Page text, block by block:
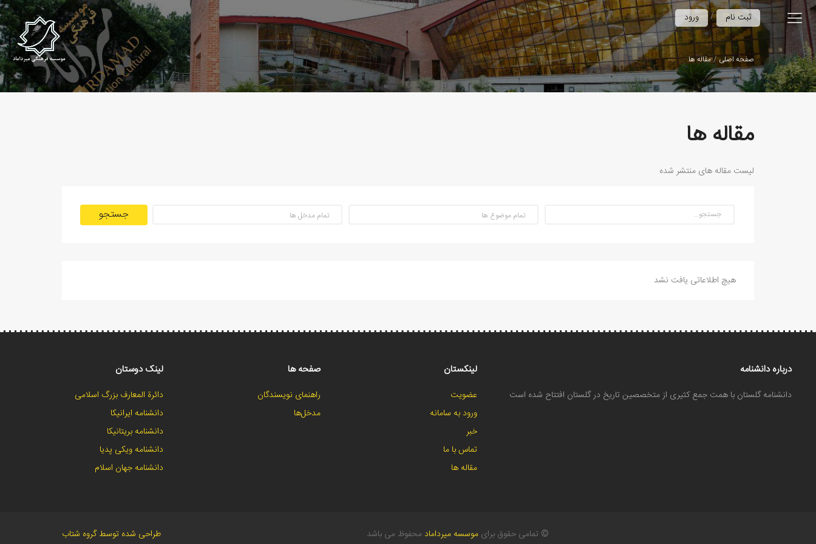
ورود / ثبت نام
صفحه اصلی مقاله ها
مقاله ها
لیست مقاله های منتشر شده
جستجو
هیچ اطلاعاتی یافت نشد
درباره دانشنامه
دانشنامه گلستان با همت جمع کثیری از متخصصین تاریخ در گلستان افتتاح شده است
لینکستان
عضویت
ورود به سامانه
خبر
تماس با ما
مقاله ها
صفحه ها
راهنمای نویسندگان
مدخل‌ها
لینک دوستان
دائرة المعارف بزرگ اسلامی
دانشنامه ایرانیکا
دانشنامه بریتانیکا
دانشنامه ویکی پدیا
دانشنامه جهان اسلام
طراحی شده توسط گروه شتاب © تمامی حقوق برای موسسه میرداماد محفوظ می باشد